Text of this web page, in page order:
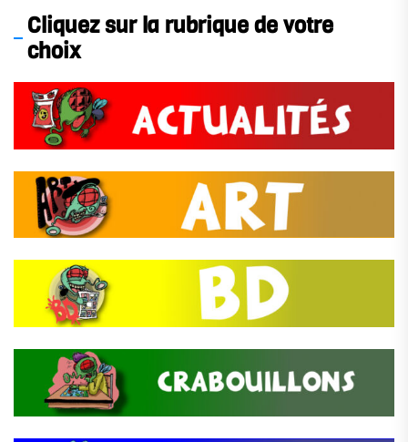
Cliquez sur la rubrique de votre
choix